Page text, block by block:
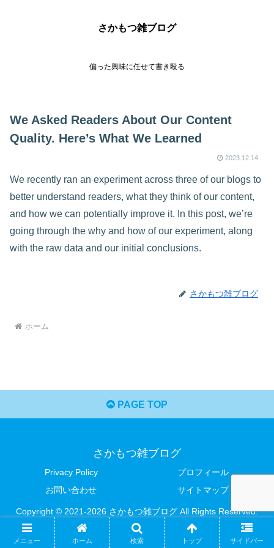
さかもつ雑ブログ
偏った興味に任せて書き殴る
We Asked Readers About Our Content
Quality. Here’s What We Learned
2023.12.14
We recently ran an experiment across three of our blogs to
better understand readers, what they think of our content,
and how we can potentially improve it. In this post, we’re
going through the why and how of our experiment, along
with the raw data and our initial conclusions.
さかもつ雑ブログ
ホーム
PAGE TOP
さかもつ雑ブログ
Privacy Policy
プロフィール
お問い合わせ
サイトマップ
Copyright © 2021-2026 さかもつ雑ブログ All Rights Reserved.
メニュー ホーム 検索 トップ サイドバー